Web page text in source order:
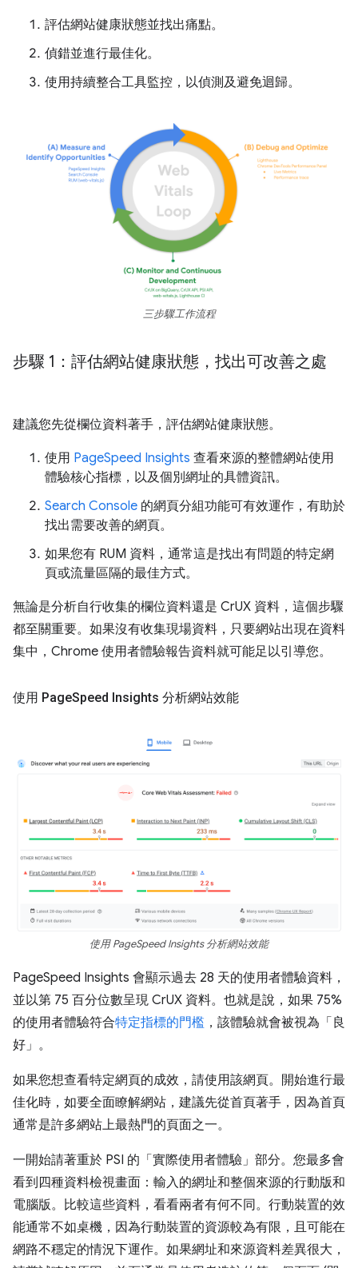
評估網站健康狀態並找出痛點。
偵錯並進行最佳化。
使用持續整合工具監控，以偵測及避免迴歸。
三步驟工作流程
步驟 1：評估網站健康狀態，找出可改善之處
建議您先從欄位資料著手，評估網站健康狀態。
使用 PageSpeed Insights 查看來源的整體網站使用
體驗核心指標，以及個別網址的具體資訊。
Search Console 的網頁分組功能可有效運作，有助於
找出需要改善的網頁。
如果您有 RUM 資料，通常這是找出有問題的特定網
頁或流量區隔的最佳方式。
無論是分析自行收集的欄位資料還是 CrUX 資料，這個步驟
都至關重要。如果沒有收集現場資料，只要網站出現在資料
集中，Chrome 使用者體驗報告資料就可能足以引導您。
使用 PageSpeed Insights 分析網站效能
使用 PageSpeed Insights 分析網站效能
PageSpeed Insights 會顯示過去 28 天的使用者體驗資料，
並以第 75 百分位數呈現 CrUX 資料。也就是說，如果 75%
的使用者體驗符合特定指標的門檻 ，該體驗就會被視為「良
好」。
如果您想查看特定網頁的成效，請使用該網頁。開始進行最
佳化時，如要全面瞭解網站，建議先從首頁著手，因為首頁
通常是許多網站上最熱門的頁面之一。
一開始請著重於 PSI 的「實際使用者體驗」 部分。您最多會
看到四種資料檢視畫面：輸入的網址和整個來源的行動版和
電腦版。比較這些資料，看看兩者有何不同。行動裝置的效
能通常不如桌機，因為行動裝置的資源較為有限，且可能在
網路不穩定的情況下運作。如果網址和來源資料差異很大，